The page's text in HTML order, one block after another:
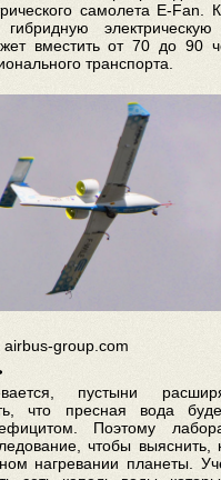
самолета E-Fan.
гибридную
вместить от 70 до 90
транспорта.
airbus-group.com
пустыни
что пресная вода
Поэтому
чтобы выяснить,
нагревании планеты.